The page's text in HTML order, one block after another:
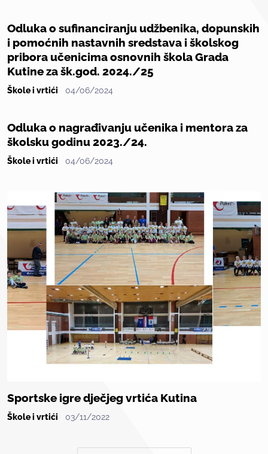
Odluka o sufinanciranju udžbenika, dopunskih
i pomoćnih nastavnih sredstava i školskog
pribora učenicima osnovnih škola Grada
Kutine za šk.god. 2024./25
Škole i vrtići 04/06/2024
Odluka o nagrađivanju učenika i mentora za
školsku godinu 2023./24.
Škole i vrtići 04/06/2024
Sportske igre dječjeg vrtića Kutina
Škole i vrtići 03/11/2022